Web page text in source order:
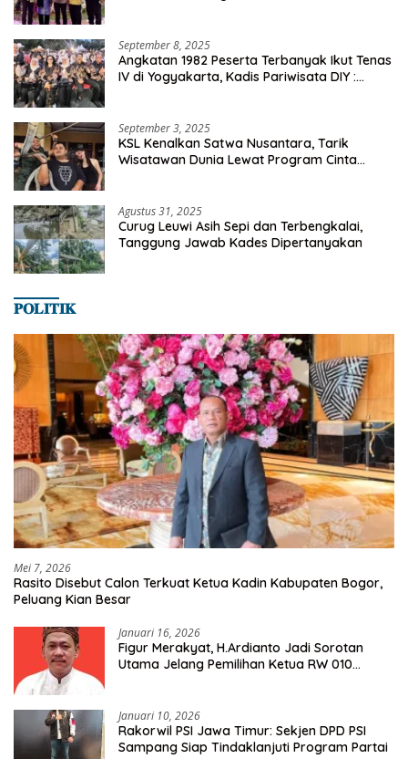
September 8, 2025
Angkatan 1982 Peserta Terbanyak Ikut Tenas
IV di Yogyakarta, Kadis Pariwisata DIY :
September 3, 2025
KSL Kenalkan Satwa Nusantara, Tarik
Wisatawan Dunia Lewat Program Cinta
Agustus 31, 2025
Curug Leuwi Asih Sepi dan Terbengkalai,
Tanggung Jawab Kades Dipertanyakan
𝐏𝐎𝐋𝐈𝐓𝐈𝐊
Mei 7, 2026
Rasito Disebut Calon Terkuat Ketua Kadin Kabupaten Bogor,
Peluang Kian Besar
Januari 16, 2026
Figur Merakyat, H.Ardianto Jadi Sorotan
Utama Jelang Pemilihan Ketua RW 010
Januari 10, 2026
Rakorwil PSI Jawa Timur: Sekjen DPD PSI
Sampang Siap Tindaklanjuti Program Partai